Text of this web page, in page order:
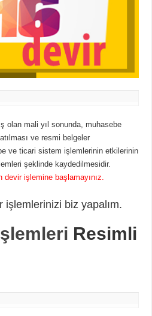
olan mali yıl sonunda, muhasebe
ve resmi belgeler
ve ticari sistem işlemlerinin etkilerinin
şeklinde kaydedilmesidir.
işlemine başlamayınız.
işlemlerinizi biz yapalım.
Resimli